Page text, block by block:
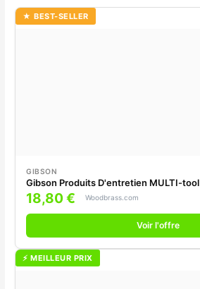
★ BEST-SELLER
GIBSON
Gibson Produits D'entretien MULTI-tool
18,80 € Woodbrass.com
Voir l'offre
⚡ MEILLEUR PRIX